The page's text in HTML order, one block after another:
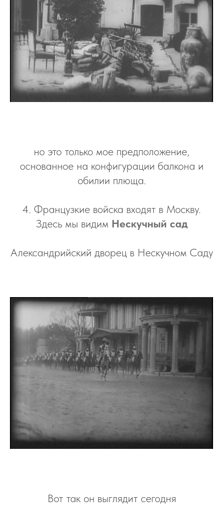
но это только мое предположение,
основанное на конфигурации балкона и
обилии плюща.
4. Французкие войска входят в Москву.
Здесь мы видим Нескучный сад
Александрийский дворец в Нескучном Саду
Вот так он выглядит сегодня